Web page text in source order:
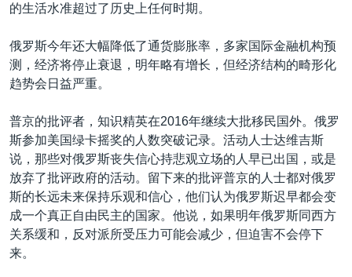
的生活水准超过了历史上任何时期。
俄罗斯今年还大幅降低了通货膨胀率，多家国际金融机构预
测，经济将停止衰退，明年略有增长，但经济结构的畸形化
趋势会日益严重。
普京的批评者，知识精英在2016年继续大批移民国外。俄罗
斯参加美国绿卡摇奖的人数突破记录。活动人士达维吉斯
说，那些对俄罗斯丧失信心持悲观立场的人早已出国，或是
放弃了批评政府的活动。留下来的批评普京的人士都对俄罗
斯的长远未来保持乐观和信心，他们认为俄罗斯迟早都会变
成一个真正自由民主的国家。他说，如果明年俄罗斯同西方
关系缓和，反对派所受压力可能会减少，但迫害不会停下
来。